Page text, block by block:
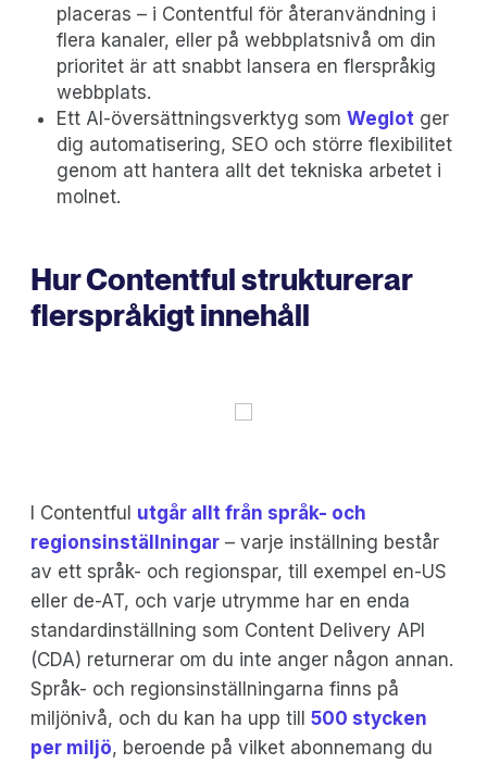
placeras – i Contentful för återanvändning i
flera kanaler, eller på webbplatsnivå om din
prioritet är att snabbt lansera en flerspråkig
webbplats.
Ett AI-översättningsverktyg som Weglot ger
dig automatisering, SEO och större flexibilitet
genom att hantera allt det tekniska arbetet i
molnet.
Hur Contentful strukturerar
flerspråkigt innehåll
I Contentful utgår allt från språk- och
regionsinställningar – varje inställning består
av ett språk- och regionspar, till exempel en-US
eller de-AT, och varje utrymme har en enda
standardinställning som Content Delivery API
(CDA) returnerar om du inte anger någon annan.
Språk- och regionsinställningarna finns på
miljönivå, och du kan ha upp till 500 stycken
per miljö, beroende på vilket abonnemang du